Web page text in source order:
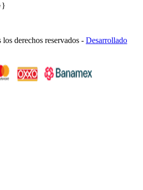
derechos reservados - Desarrollado